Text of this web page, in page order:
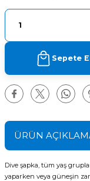
Sepete
ÜRÜN
Dive şapka, tüm yaş
yaparken veya güneşin